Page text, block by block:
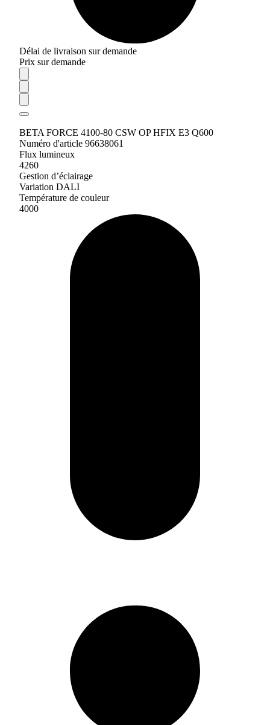
Délai de livraison sur demande
Prix sur demande
BETA FORCE 4100-80 CSW OP HFIX E3 Q600
Numéro d'article 96638061
Flux lumineux
4260
Gestion d’éclairage
Variation DALI
Température de couleur
4000